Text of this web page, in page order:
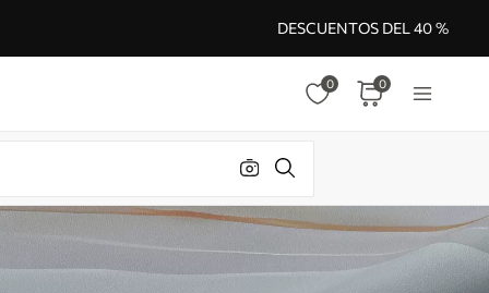
DESCUENTOS DEL 40 %
0 0